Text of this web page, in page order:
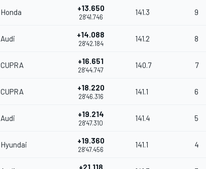
Honda +13.650
28'41.746
141.3 9
Audi +14.088
28'42.184
141.2 8
CUPRA +16.651
28'44.747
140.7 7
CUPRA +18.220
28'46.316
141.1 6
Audi +19.214
28'47.310
141.4 5
Hyundai +19.360
28'47.456
141.1 4
+21.118